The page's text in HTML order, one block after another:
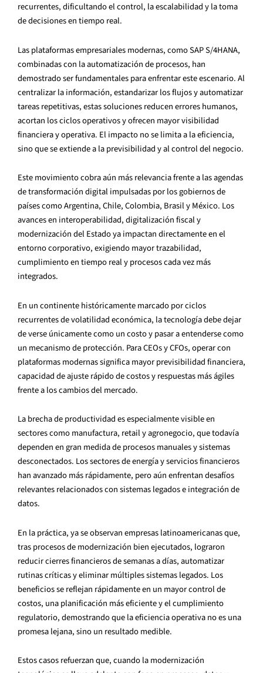
recurrentes, dificultando el control, la escalabilidad y la toma
de decisiones en tiempo real.
Las plataformas empresariales modernas, como SAP S/4HANA,
combinadas con la automatización de procesos, han
demostrado ser fundamentales para enfrentar este escenario. Al
centralizar la información, estandarizar los flujos y automatizar
tareas repetitivas, estas soluciones reducen errores humanos,
acortan los ciclos operativos y ofrecen mayor visibilidad
financiera y operativa. El impacto no se limita a la eficiencia,
sino que se extiende a la previsibilidad y al control del negocio.
Este movimiento cobra aún más relevancia frente a las agendas
de transformación digital impulsadas por los gobiernos de
países como Argentina, Chile, Colombia, Brasil y México. Los
avances en interoperabilidad, digitalización fiscal y
modernización del Estado ya impactan directamente en el
entorno corporativo, exigiendo mayor trazabilidad,
cumplimiento en tiempo real y procesos cada vez más
integrados.
En un continente históricamente marcado por ciclos
recurrentes de volatilidad económica, la tecnología debe dejar
de verse únicamente como un costo y pasar a entenderse como
un mecanismo de protección. Para CEOs y CFOs, operar con
plataformas modernas significa mayor previsibilidad financiera,
capacidad de ajuste rápido de costos y respuestas más ágiles
frente a los cambios del mercado.
La brecha de productividad es especialmente visible en
sectores como manufactura, retail y agronegocio, que todavía
dependen en gran medida de procesos manuales y sistemas
desconectados. Los sectores de energía y servicios financieros
han avanzado más rápidamente, pero aún enfrentan desafíos
relevantes relacionados con sistemas legados e integración de
datos.
En la práctica, ya se observan empresas latinoamericanas que,
tras procesos de modernización bien ejecutados, lograron
reducir cierres financieros de semanas a días, automatizar
rutinas críticas y eliminar múltiples sistemas legados. Los
beneficios se reflejan rápidamente en un mayor control de
costos, una planificación más eficiente y el cumplimiento
regulatorio, demostrando que la eficiencia operativa no es una
promesa lejana, sino un resultado medible.
Estos casos refuerzan que, cuando la modernización